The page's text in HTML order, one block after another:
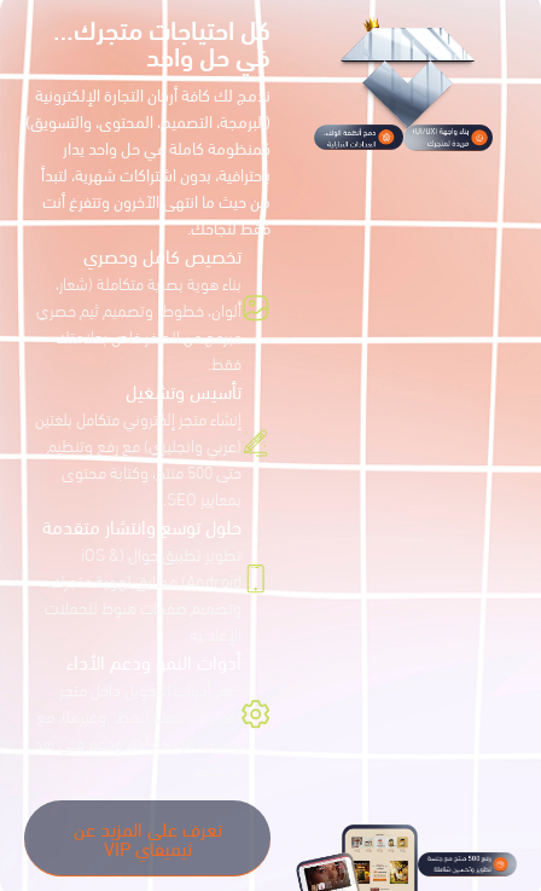
كل احتياجات متجرك…
في حل واحد
ندمج لك كافة أركان التجارة الإلكترونية
(البرمجة، التصميم، المحتوى، والتسويق)
كمنظومة كاملة في حل واحد يدار
باحترافية، بدون اشتراكات شهرية، لتبدأ
من حيث ما انتهى الآخرون وتتفرغ أنت
فقط لنجاحك.
تخصيص كامل وحصري
بناء هوية بصرية متكاملة (شعار،
ألوان، خطوط) وتصميم ثيم حصري
مبرمج من الصفر خاص بعلامتك
فقط.
تأسيس وتشغيل
إنشاء متجر إلكتروني متكامل بلغتين
(عربي وانجليزي) مع رفع وتنظيم
حتى 500 منتج، وكتابة محتوى
بمعايير SEO.
حلول توسع وانتشار متقدمة
تطوير تطبيق جوال (iOS &
Android) مطابق لهوية متجرك،
وتصميم صفحات هبوط للحملات
أدوات النمو ودعم الأداء
تعرف على المزيد عن
ثيميفاي VIP